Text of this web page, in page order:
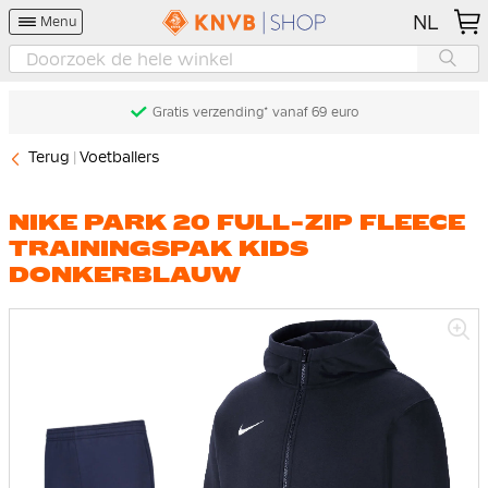
Menu NL
Gratis verzending* vanaf 69 euro
Terug Voetballers
NIKE PARK 20 FULL-ZIP FLEECE
TRAININGSPAK KIDS
DONKERBLAUW